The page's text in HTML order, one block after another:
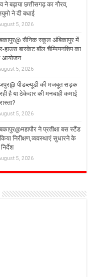
ने बढ़ाया छत्तीसगढ़ का गौरव,
ने दी बधाई
5, 2026
सैनिक स्कूल अंबिकापुर में
हाउस बास्केट बॉल चैम्पियनशिप का
आयोजन
5, 2026
पीडब्ल्यूडी की मजबूत सड़क
है या ठेकेदार की मनचाही कमाई
5, 2026
ने प्रतीक्षा बस स्टैंड
निरीक्षण,व्यवस्थाएं सुधारने के
5, 2026